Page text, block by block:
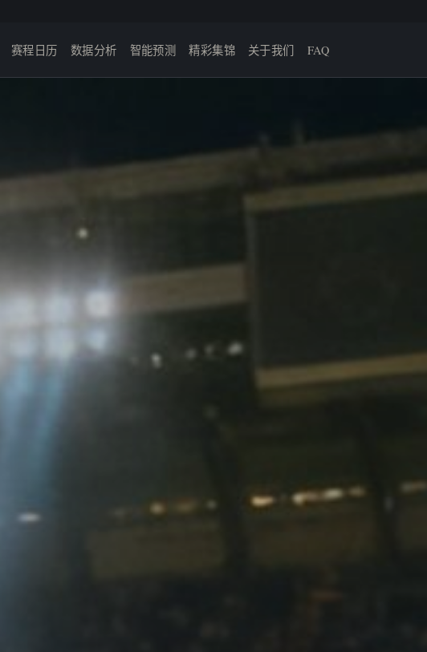
赛程日历 数据分析 智能预测 精彩集锦 关于我们 FAQ